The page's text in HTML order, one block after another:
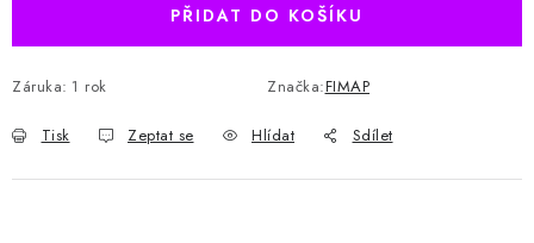
PŘIDAT DO KOŠÍKU
Záruka: 1 rok Značka:FIMAP
Tisk Zeptat se Hlídat Sdílet